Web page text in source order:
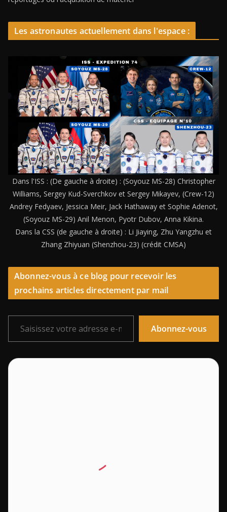
Les astronautes actuellement dans l'espace :
Dans l'ISS : (De gauche à droite) : (Soyouz MS-28) Christopher
Williams, Sergey Kud-Sverchkov et Sergey Mikayev, (Crew-12)
Andrey Fedyaev, Jessica Meir, Jack Hathaway et Sophie Adenot,
(Soyouz MS-29) Anil Menon, Pyotr Dubov, Anna Kikina.
Dans la CSS (de gauche à droite) : Li Jiaying, Zhu Yangzhu et
Zhang Zhiyuan (Shenzhou-23) (crédit CMSA)
Abonnez-vous à ce blog pour recevoir les
prochains articles directement par mail
Saisissez votre adresse e-mail…
Abonnez-vous